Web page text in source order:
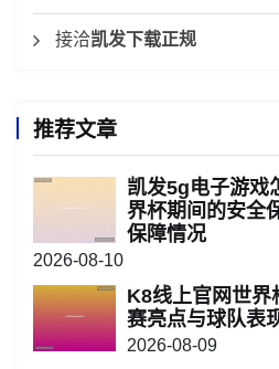
接洽凯发下载正规
推荐文章
凯发5g电子游戏
界杯期间的安全
保障情况
2026-08-10
K8线上官网世界
赛亮点与球队表
2026-08-09